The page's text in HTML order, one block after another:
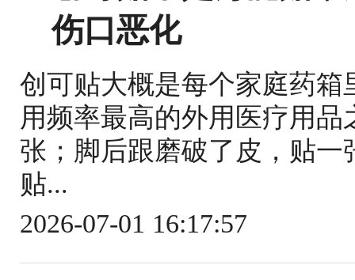
伤口恶化
创可贴大概是每个家庭药
用频率最高的外用医疗用
张；脚后跟磨破了皮，贴
贴...
2026-07-01 16:17:57